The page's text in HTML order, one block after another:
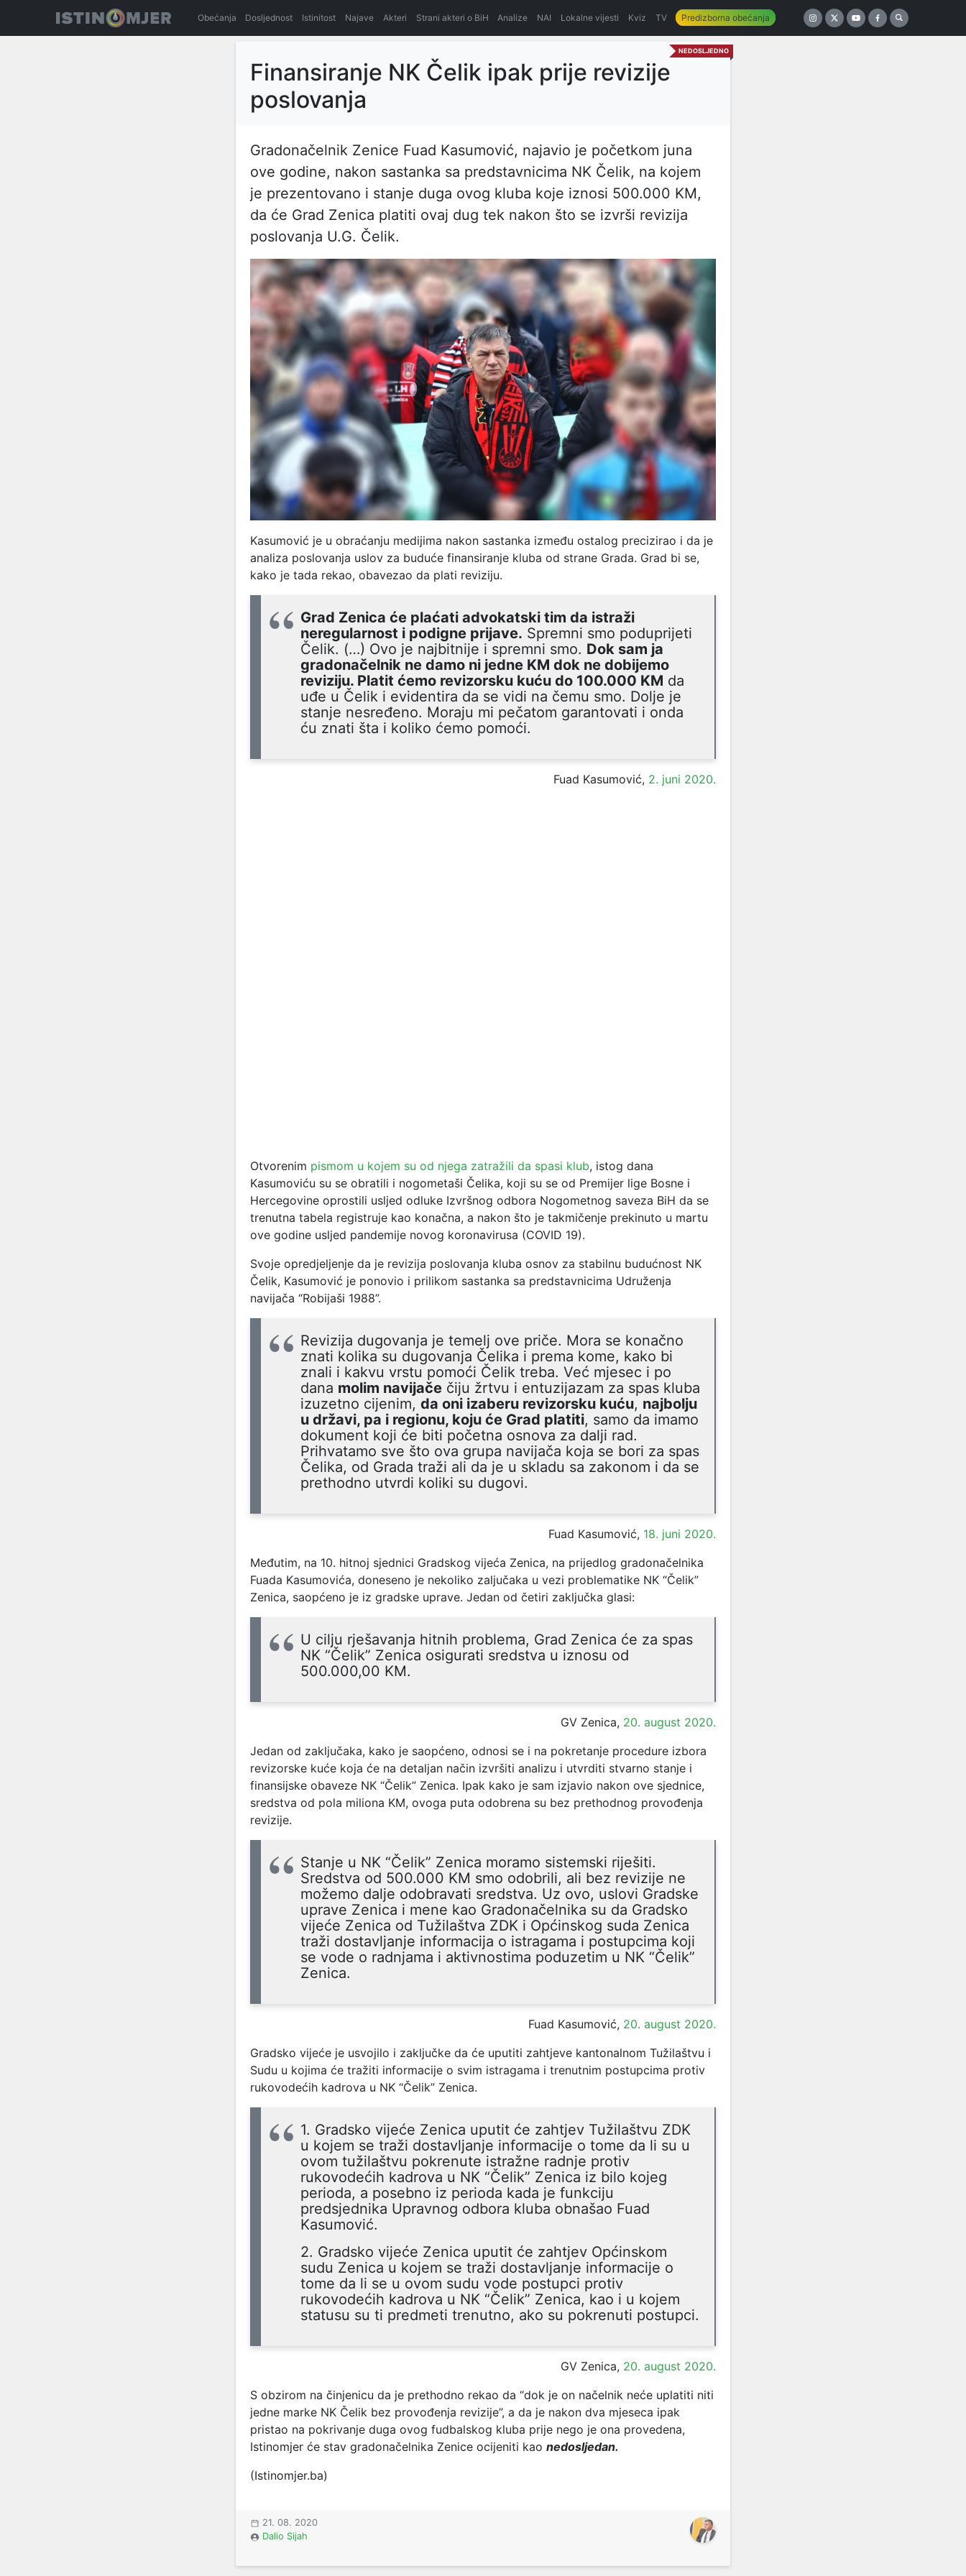
Obećanja Dosljednost Istinitost Najave Akteri Strani akteri o BiH Analize NAI Lokalne vijesti Kviz TV Predizborna obećanja
NEDOSLJEDNO
Finansiranje NK Čelik ipak prije revizije
poslovanja
Gradonačelnik Zenice Fuad Kasumović, najavio je početkom juna
ove godine, nakon sastanka sa predstavnicima NK Čelik, na kojem
je prezentovano i stanje duga ovog kluba koje iznosi 500.000 KM,
da će Grad Zenica platiti ovaj dug tek nakon što se izvrši revizija
poslovanja U.G. Čelik.
Kasumović je u obraćanju medijima nakon sastanka između ostalog precizirao i da je
analiza poslovanja uslov za buduće finansiranje kluba od strane Grada. Grad bi se,
kako je tada rekao, obavezao da plati reviziju.
Grad Zenica će plaćati advokatski tim da istraži
neregularnost i podigne prijave. Spremni smo poduprijeti
Čelik. (…) Ovo je najbitnije i spremni smo. Dok sam ja
gradonačelnik ne damo ni jedne KM dok ne dobijemo
reviziju. Platit ćemo revizorsku kuću do 100.000 KM da
uđe u Čelik i evidentira da se vidi na čemu smo. Dolje je
stanje nesređeno. Moraju mi pečatom garantovati i onda
ću znati šta i koliko ćemo pomoći.
Fuad Kasumović, 2. juni 2020.
Otvorenim pismom u kojem su od njega zatražili da spasi klub, istog dana
Kasumoviću su se obratili i nogometaši Čelika, koji su se od Premijer lige Bosne i
Hercegovine oprostili usljed odluke Izvršnog odbora Nogometnog saveza BiH da se
trenutna tabela registruje kao konačna, a nakon što je takmičenje prekinuto u martu
ove godine usljed pandemije novog koronavirusa (COVID 19).
Svoje opredjeljenje da je revizija poslovanja kluba osnov za stabilnu budućnost NK
Čelik, Kasumović je ponovio i prilikom sastanka sa predstavnicima Udruženja
navijača “Robijaši 1988”.
Revizija dugovanja je temelj ove priče. Mora se konačno
znati kolika su dugovanja Čelika i prema kome, kako bi
znali i kakvu vrstu pomoći Čelik treba. Već mjesec i po
dana molim navijače čiju žrtvu i entuzijazam za spas kluba
izuzetno cijenim, da oni izaberu revizorsku kuću, najbolju
u državi, pa i regionu, koju će Grad platiti, samo da imamo
dokument koji će biti početna osnova za dalji rad.
Prihvatamo sve što ova grupa navijača koja se bori za spas
Čelika, od Grada traži ali da je u skladu sa zakonom i da se
prethodno utvrdi koliki su dugovi.
Fuad Kasumović, 18. juni 2020.
Međutim, na 10. hitnoj sjednici Gradskog vijeća Zenica, na prijedlog gradonačelnika
Fuada Kasumovića, doneseno je nekoliko zaljučaka u vezi problematike NK “Čelik”
Zenica, saopćeno je iz gradske uprave. Jedan od četiri zaključka glasi:
U cilju rješavanja hitnih problema, Grad Zenica će za spas
NK “Čelik” Zenica osigurati sredstva u iznosu od
500.000,00 KM.
GV Zenica, 20. august 2020.
Jedan od zaključaka, kako je saopćeno, odnosi se i na pokretanje procedure izbora
revizorske kuće koja će na detaljan način izvršiti analizu i utvrditi stvarno stanje i
finansijske obaveze NK “Čelik” Zenica. Ipak kako je sam izjavio nakon ove sjednice,
sredstva od pola miliona KM, ovoga puta odobrena su bez prethodnog provođenja
revizije.
Stanje u NK “Čelik” Zenica moramo sistemski riješiti.
Sredstva od 500.000 KM smo odobrili, ali bez revizije ne
možemo dalje odobravati sredstva. Uz ovo, uslovi Gradske
uprave Zenica i mene kao Gradonačelnika su da Gradsko
vijeće Zenica od Tužilaštva ZDK i Općinskog suda Zenica
traži dostavljanje informacija o istragama i postupcima koji
se vode o radnjama i aktivnostima poduzetim u NK “Čelik”
Zenica.
Fuad Kasumović, 20. august 2020.
Gradsko vijeće je usvojilo i zaključke da će uputiti zahtjeve kantonalnom Tužilaštvu i
Sudu u kojima će tražiti informacije o svim istragama i trenutnim postupcima protiv
rukovodećih kadrova u NK “Čelik” Zenica.
1. Gradsko vijeće Zenica uputit će zahtjev Tužilaštvu ZDK
u kojem se traži dostavljanje informacije o tome da li su u
ovom tužilaštvu pokrenute istražne radnje protiv
rukovodećih kadrova u NK “Čelik” Zenica iz bilo kojeg
perioda, a posebno iz perioda kada je funkciju
predsjednika Upravnog odbora kluba obnašao Fuad
Kasumović.
2. Gradsko vijeće Zenica uputit će zahtjev Općinskom
sudu Zenica u kojem se traži dostavljanje informacije o
tome da li se u ovom sudu vode postupci protiv
rukovodećih kadrova u NK “Čelik” Zenica, kao i u kojem
statusu su ti predmeti trenutno, ako su pokrenuti postupci.
GV Zenica, 20. august 2020.
S obzirom na činjenicu da je prethodno rekao da “dok je on načelnik neće uplatiti niti
jedne marke NK Čelik bez provođenja revizije”, a da je nakon dva mjeseca ipak
pristao na pokrivanje duga ovog fudbalskog kluba prije nego je ona provedena,
Istinomjer će stav gradonačelnika Zenice ocijeniti kao nedosljedan.
(Istinomjer.ba)
21. 08. 2020
Dalio Sijah